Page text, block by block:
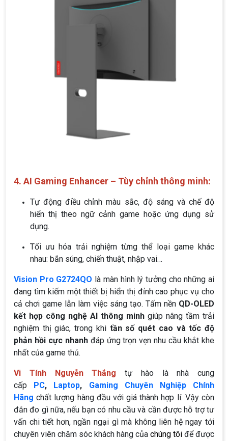
4. AI Gaming Enhancer – Tùy chỉnh thông minh:
Tự động điều chỉnh màu sắc, độ sáng và chế độ
hiển thị theo ngữ cảnh game hoặc ứng dụng sử
dụng.
Tối ưu hóa trải nghiệm từng thể loại game khác
nhau: bắn súng, chiến thuật, nhập vai…
Vision Pro G2724QO là màn hình lý tưởng cho những ai
đang tìm kiếm một thiết bị hiển thị đỉnh cao phục vụ cho
cả chơi game lẫn làm việc sáng tạo. Tấm nền QD-OLED
kết hợp công nghệ AI thông minh giúp nâng tầm trải
nghiệm thị giác, trong khi tần số quét cao và tốc độ
phản hồi cực nhanhđáp ứng trọn vẹn nhu cầu khắt khe
nhất của game thủ.
Vi Tính Nguyễn Thắng tự hào là nhà cung
cấp
PC, Laptop, Gaming Chuyên Nghiệp Chính
Hãng chất lượng hàng đầu với giá thành hợp lí. Vậy còn
đắn đo gì nữa, nếu bạn có nhu cầu và cần được hỗ trợ tư
vấn chi tiết hơn, ngần ngại gì mà không liên hệ ngay tới
chuyên viên chăm sóc khách hàng của chúng tôi để được